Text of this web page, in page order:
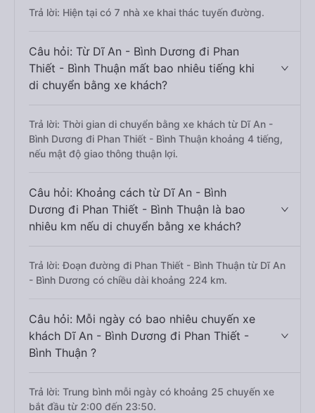
Trả lời: Hiện tại có 7 nhà xe khai thác tuyến đường.
Câu hỏi: Từ Dĩ An - Bình Dương đi Phan
Thiết - Bình Thuận mất bao nhiêu tiếng khi
di chuyển bằng xe khách?
Trả lời: Thời gian di chuyển bằng xe khách từ Dĩ An -
Bình Dương đi Phan Thiết - Bình Thuận khoảng 4 tiếng,
nếu mật độ giao thông thuận lợi.
Câu hỏi: Khoảng cách từ Dĩ An - Bình
Dương đi Phan Thiết - Bình Thuận là bao
nhiêu km nếu di chuyển bằng xe khách?
Trả lời: Đoạn đường đi Phan Thiết - Bình Thuận từ Dĩ An
- Bình Dương có chiều dài khoảng 224 km.
Câu hỏi: Mỗi ngày có bao nhiêu chuyến xe
khách Dĩ An - Bình Dương đi Phan Thiết -
Bình Thuận ?
Trả lời: Trung bình mỗi ngày có khoảng 25 chuyến xe
bắt đầu từ 2:00 đến 23:50.